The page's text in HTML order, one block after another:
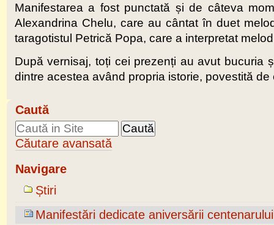
Manifestarea a fost punctată și de câteva
Alexandrina Chelu, care au cântat în duet
taragotistul Petrică Popa, care a interpretat
După vernisaj, toți cei prezenți au avut bucuria
dintre acestea având propria istorie, povestită
Caută
Căutare avansată
Navigare
Știri
Manifestări dedicate aniversării